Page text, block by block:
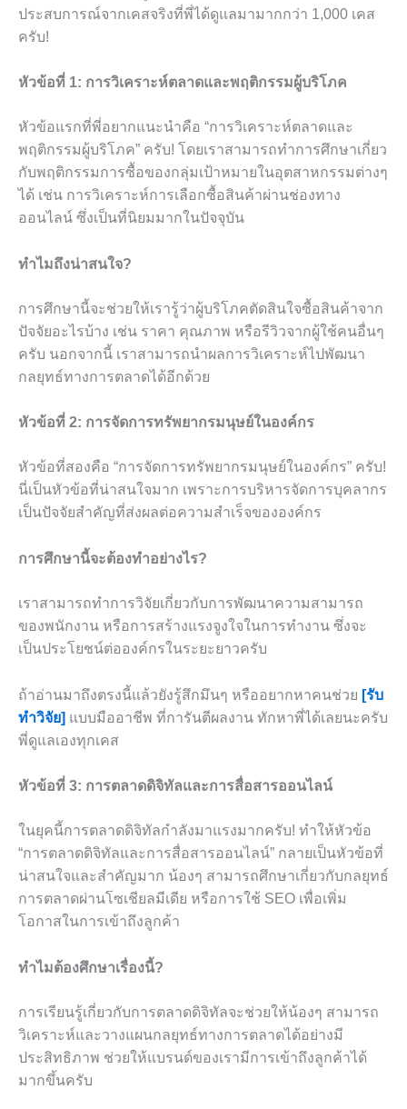
ประสบการณ์จากเคสจริงที่พี่ได้ดูแลมามากกว่า 1,000 เคส
ครับ!
หัวข้อที่ 1: การวิเคราะห์ตลาดและพฤติกรรมผู้บริโภค
หัวข้อแรกที่พี่อยากแนะนำคือ “การวิเคราะห์ตลาดและ
พฤติกรรมผู้บริโภค” ครับ! โดยเราสามารถทำการศึกษาเกี่ยว
กับพฤติกรรมการซื้อของกลุ่มเป้าหมายในอุตสาหกรรมต่างๆ
ได้ เช่น การวิเคราะห์การเลือกซื้อสินค้าผ่านช่องทาง
ออนไลน์ ซึ่งเป็นที่นิยมมากในปัจจุบัน
ทำไมถึงน่าสนใจ?
การศึกษานี้จะช่วยให้เรารู้ว่าผู้บริโภคตัดสินใจซื้อสินค้าจาก
ปัจจัยอะไรบ้าง เช่น ราคา คุณภาพ หรือรีวิวจากผู้ใช้คนอื่นๆ
ครับ นอกจากนี้ เราสามารถนำผลการวิเคราะห์ไปพัฒนา
กลยุทธ์ทางการตลาดได้อีกด้วย
หัวข้อที่ 2: การจัดการทรัพยากรมนุษย์ในองค์กร
หัวข้อที่สองคือ “การจัดการทรัพยากรมนุษย์ในองค์กร” ครับ!
นี่เป็นหัวข้อที่น่าสนใจมาก เพราะการบริหารจัดการบุคลากร
เป็นปัจจัยสำคัญที่ส่งผลต่อความสำเร็จขององค์กร
การศึกษานี้จะต้องทำอย่างไร?
เราสามารถทำการวิจัยเกี่ยวกับการพัฒนาความสามารถ
ของพนักงาน หรือการสร้างแรงจูงใจในการทำงาน ซึ่งจะ
เป็นประโยชน์ต่อองค์กรในระยะยาวครับ
ถ้าอ่านมาถึงตรงนี้แล้วยังรู้สึกมึนๆ หรืออยากหาคนช่วย [รับ
ทำวิจัย] แบบมืออาชีพ ที่การันตีผลงาน ทักหาพี่ได้เลยนะครับ
พี่ดูแลเองทุกเคส
หัวข้อที่ 3: การตลาดดิจิทัลและการสื่อสารออนไลน์
ในยุคนี้การตลาดดิจิทัลกำลังมาแรงมากครับ! ทำให้หัวข้อ
“การตลาดดิจิทัลและการสื่อสารออนไลน์” กลายเป็นหัวข้อที่
น่าสนใจและสำคัญมาก น้องๆ สามารถศึกษาเกี่ยวกับกลยุทธ์
การตลาดผ่านโซเชียลมีเดีย หรือการใช้ SEO เพื่อเพิ่ม
โอกาสในการเข้าถึงลูกค้า
ทำไมต้องศึกษาเรื่องนี้?
การเรียนรู้เกี่ยวกับการตลาดดิจิทัลจะช่วยให้น้องๆ สามารถ
วิเคราะห์และวางแผนกลยุทธ์ทางการตลาดได้อย่างมี
ประสิทธิภาพ ช่วยให้แบรนด์ของเรามีการเข้าถึงลูกค้าได้
มากขึ้นครับ